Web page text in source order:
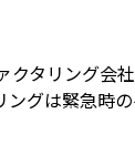
タリング会
グは緊急時